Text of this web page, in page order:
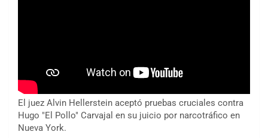
El juez Alvin Hellerstein aceptó pruebas cruciales contra
Hugo "El Pollo" Carvajal en su juicio por narcotráfico en
Nueva York.